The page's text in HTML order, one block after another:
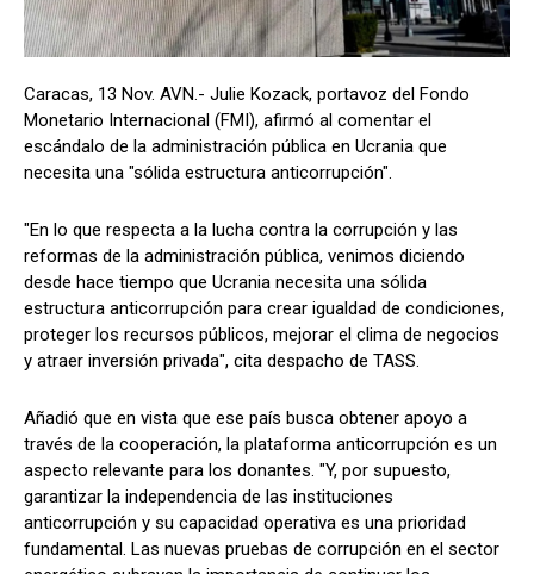
Caracas, 13 Nov. AVN.- Julie Kozack, portavoz del Fondo
Monetario Internacional (FMI), afirmó al comentar el
escándalo de la administración pública en Ucrania que
necesita una "sólida estructura anticorrupción".
"En lo que respecta a la lucha contra la corrupción y las
reformas de la administración pública, venimos diciendo
desde hace tiempo que Ucrania necesita una sólida
estructura anticorrupción para crear igualdad de condiciones,
proteger los recursos públicos, mejorar el clima de negocios
y atraer inversión privada", cita despacho de TASS.
Añadió que en vista que ese país busca obtener apoyo a
través de la cooperación, la plataforma anticorrupción es un
aspecto relevante para los donantes. "Y, por supuesto,
garantizar la independencia de las instituciones
anticorrupción y su capacidad operativa es una prioridad
fundamental. Las nuevas pruebas de corrupción en el sector